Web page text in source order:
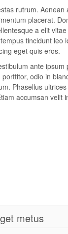
rutrum.
placerat.
a elit
tincidunt leo
eget quis eros.
ante
odio in
Phasellus
accumsan velit
metus